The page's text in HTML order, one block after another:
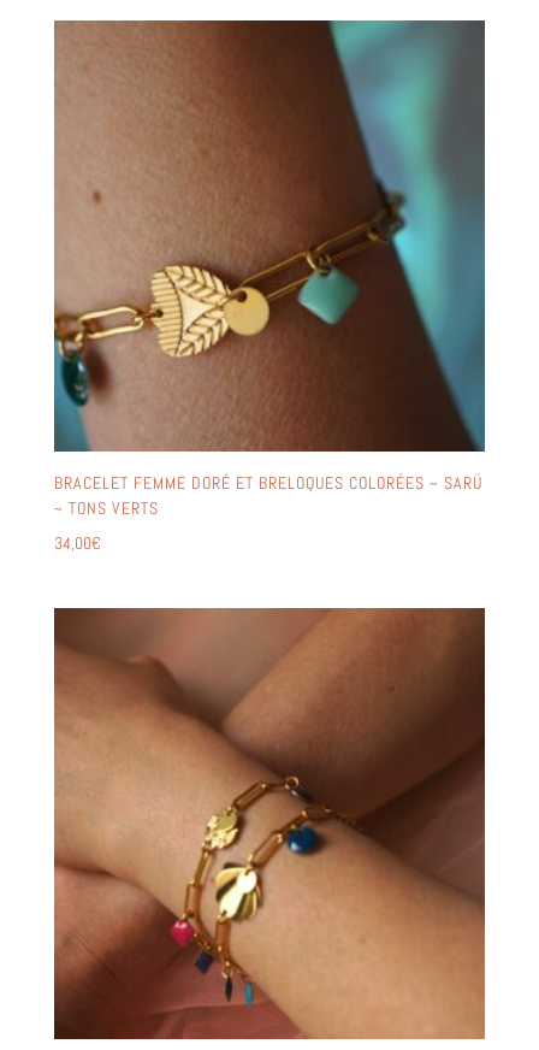
BRACELET FEMME DORÉ ET BRELOQUES COLORÉES ~ SARÜ
~ TONS VERTS
34,00€